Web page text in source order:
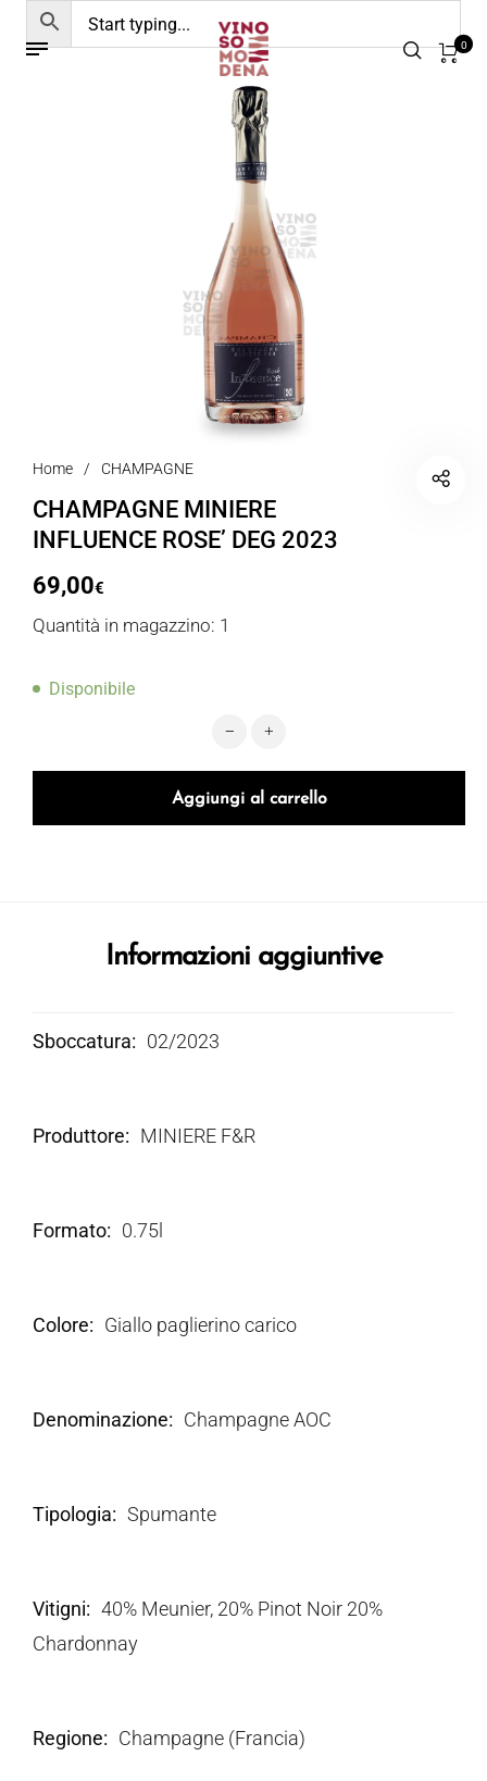
0
Home / CHAMPAGNE
CHAMPAGNE MINIERE
INFLUENCE ROSE’ DEG 2023
69,00€
Quantità in magazzino: 1
Disponibile
CHAMPAGNE MINIERE
Aggiungi al carrello
Informazioni aggiuntive
Sboccatura 02/2023
Produttore MINIERE F&R
Formato 0.75l
Colore Giallo paglierino carico
Denominazione Champagne AOC
Tipologia Spumante
Vitigni
40% Meunier, 20% Pinot Noir 20%
Chardonnay
Regione Champagne (Francia)